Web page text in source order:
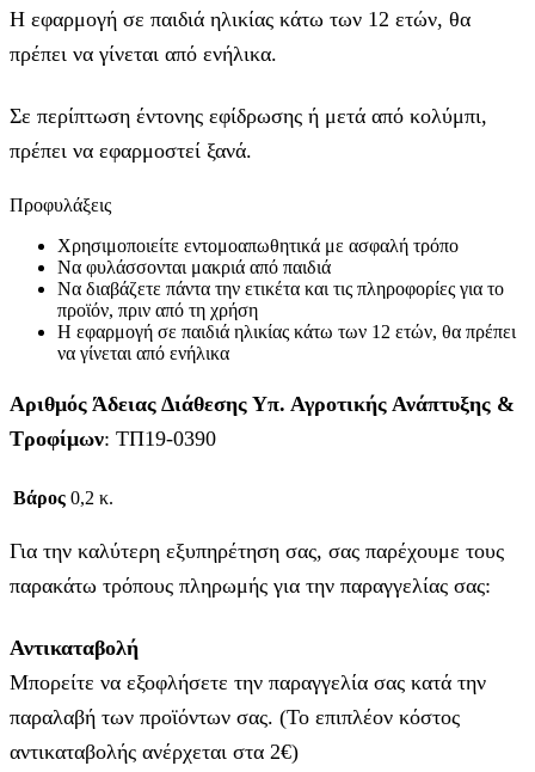
Η εφαρμογή σε παιδιά ηλικίας κάτω των 12 ετών, θα
πρέπει να γίνεται από ενήλικα.
Σε περίπτωση έντονης εφίδρωσης ή μετά από κολύμπι,
πρέπει να εφαρμοστεί ξανά.
Προφυλάξεις
Χρησιμοποιείτε εντομοαπωθητικά με ασφαλή τρόπο
Να φυλάσσονται μακριά από παιδιά
Να διαβάζετε πάντα την ετικέτα και τις πληροφορίες για το
προϊόν, πριν από τη χρήση
Η εφαρμογή σε παιδιά ηλικίας κάτω των 12 ετών, θα πρέπει
να γίνεται από ενήλικα
Aριθμός Άδειας Διάθεσης Υπ. Αγροτικής Ανάπτυξης &
Τροφίμων: ΤΠ19-0390
Βάρος 0,2 κ.
Για την καλύτερη εξυπηρέτηση σας, σας παρέχουμε τους
παρακάτω τρόπους πληρωμής για την παραγγελίας σας:
Αντικαταβολή
Μπορείτε να εξοφλήσετε την παραγγελία σας κατά την
παραλαβή των προϊόντων σας. (Το επιπλέον κόστος
αντικαταβολής ανέρχεται στα 2€)